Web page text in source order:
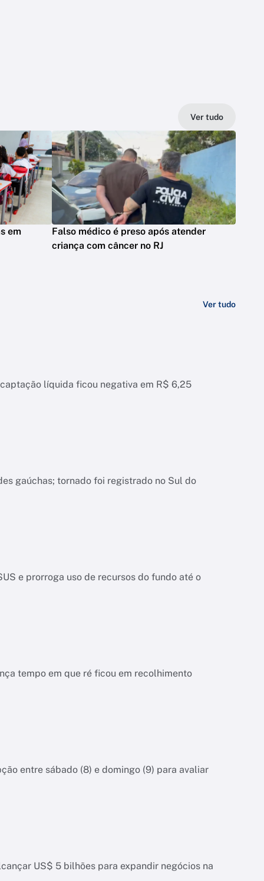
Ver tudo
em
Falso médico é preso após atender
criança com câncer no RJ
Ver tudo
líquida ficou negativa em R$ 6,25
gaúchas; tornado foi registrado no Sul do
e prorroga uso de recursos do fundo até o
tempo em que ré ficou em recolhimento
entre sábado (8) e domingo (9) para avaliar
US$ 5 bilhões para expandir negócios na